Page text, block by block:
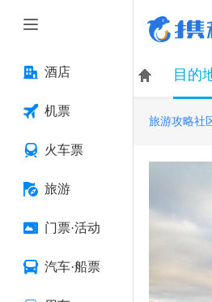
酒店
机票
火车票
旅游
门票·活动
汽车·船票
目的
旅游攻略社